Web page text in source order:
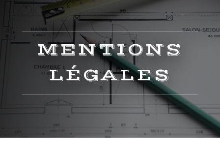
MENTIONS
LÉGALES